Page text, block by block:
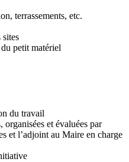
terrassements, etc.
sites
petit matériel
du travail
organisées et évaluées par
et l’adjoint au Maire en charge